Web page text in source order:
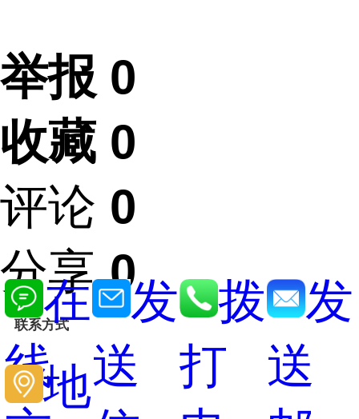
举报 0
收藏 0
评论 0
分享0
联系方式在
线
发
送
拨
打
发
送
地